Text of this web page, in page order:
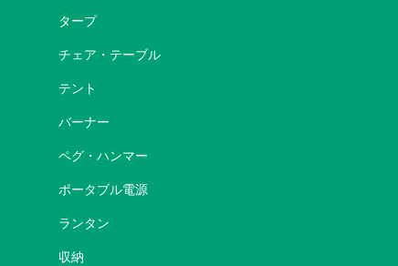
タープ
チェア・テーブル
テント
バーナー
ペグ・ハンマー
ポータブル電源
ランタン
収納